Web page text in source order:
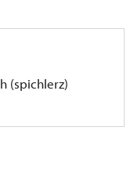
(spichlerz)